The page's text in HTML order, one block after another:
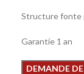
Structure fonte
Garantie 1 an